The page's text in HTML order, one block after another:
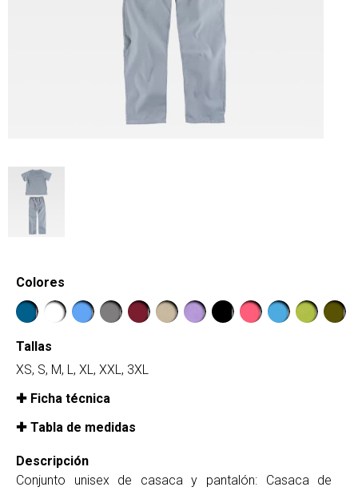
Colores
Tallas
XS, S, M, L, XL, XXL, 3XL
Ficha técnica
Tabla de medidas
Descripción
Conjunto unisex de casaca y pantalón: Casaca de